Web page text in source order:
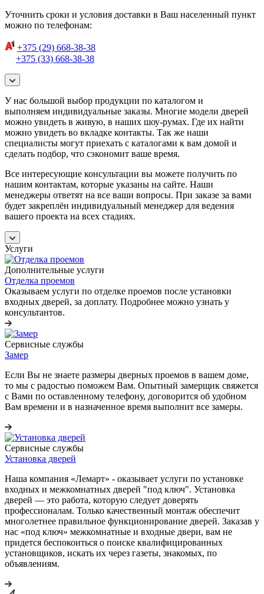
Уточнить сроки и условия доставки в Ваш населенный пункт
можно по телефонам:
+375 (29) 668-38-38
+375 (33) 668-38-38
У нас большой выбор продукции по каталогом и
выполняем индивидуальные заказы. Многие модели дверей
можно увидеть в живую, в наших шоу-румах. Где их найти
можно увидеть во вкладке контакты. Так же наши
специалисты могут приехать с каталогами к вам домой и
сделать подбор, что сэкономит ваше время.
Все интересующие консультации вы можете получить по
нашим контактам, которые указаны на сайте. Наши
менеджеры ответят на все ваши вопросы. При заказе за вами
будет закреплён индивидуальный менеджер для ведения
вашего проекта на всех стадиях.
Услуги
Дополнительные услуги
Отделка проемов
Оказываем услуги по отделке проемов после установки
входных дверей, за доплату. Подробнее можно узнать у
консультантов.
Сервисные службы
Замер
Если Вы не знаете размеры дверных проемов в вашем доме,
то мы с радостью поможем Вам. Опытный замерщик свяжется
с Вами по оставленному телефону, договорится об удобном
Вам времени и в назначенное время выполнит все замеры.
Сервисные службы
Установка дверей
Наша компания «Лемарт» - оказывает услуги по установке
входных и межкомнатных дверей "под ключ". Установка
дверей — это работа, которую следует доверять
профессионалам. Только качественный монтаж обеспечит
многолетнее правильное функционирование дверей. Заказав у
нас «под ключ» межкомнатные и входные двери, вам не
придется беспокоиться о поиске квалифицированных
установщиков, искать их через газеты, знакомых, по
объявлениям.